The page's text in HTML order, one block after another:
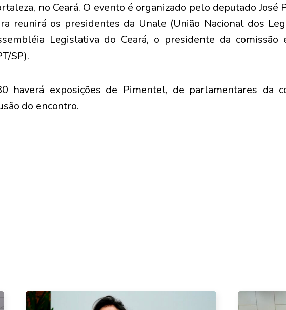
no Ceará. O evento é organizado pelo deputado José
reunirá os presidentes da Unale (União Nacional dos
Legislativa do Ceará, o presidente da comissão
SP).
haverá exposições de Pimentel, de parlamentares da
do encontro.